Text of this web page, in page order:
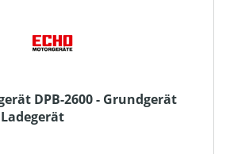
DPB-2600 - Grundgerät